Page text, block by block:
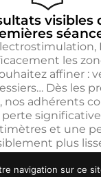
visibles
les
affiner :
Dès les
nos adhérents
perte
et une
plus
navigation sur ce